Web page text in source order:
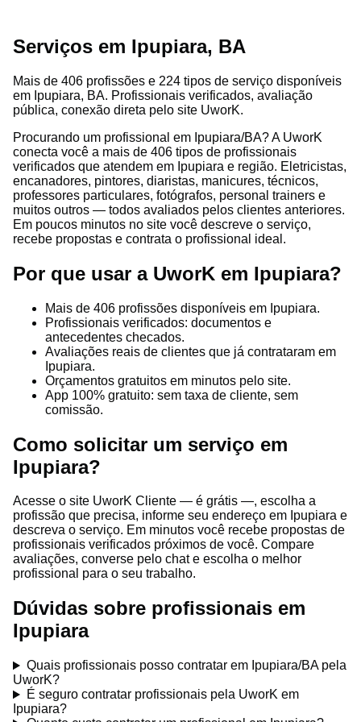
Serviços em Ipupiara, BA
Mais de 406 profissões e 224 tipos de serviço disponíveis
em Ipupiara, BA. Profissionais verificados, avaliação
pública, conexão direta pelo site UworK.
Procurando um profissional em Ipupiara/BA? A UworK
conecta você a mais de 406 tipos de profissionais
verificados que atendem em Ipupiara e região. Eletricistas,
encanadores, pintores, diaristas, manicures, técnicos,
professores particulares, fotógrafos, personal trainers e
muitos outros — todos avaliados pelos clientes anteriores.
Em poucos minutos no site você descreve o serviço,
recebe propostas e contrata o profissional ideal.
Por que usar a UworK em Ipupiara?
Mais de 406 profissões disponíveis em Ipupiara.
Profissionais verificados: documentos e
antecedentes checados.
Avaliações reais de clientes que já contrataram em
Ipupiara.
Orçamentos gratuitos em minutos pelo site.
App 100% gratuito: sem taxa de cliente, sem
comissão.
Como solicitar um serviço em
Ipupiara?
Acesse o site UworK Cliente — é grátis —, escolha a
profissão que precisa, informe seu endereço em Ipupiara e
descreva o serviço. Em minutos você recebe propostas de
profissionais verificados próximos de você. Compare
avaliações, converse pelo chat e escolha o melhor
profissional para o seu trabalho.
Dúvidas sobre profissionais em
Ipupiara
Quais profissionais posso contratar em Ipupiara/BA pela
UworK?
É seguro contratar profissionais pela UworK em
Ipupiara?